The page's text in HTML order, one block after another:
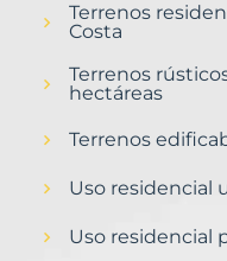
Terrenos
Costa
Terrenos rústicos
hectáreas
Terrenos
Uso residencial
Uso residencial